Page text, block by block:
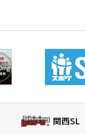
関西SL